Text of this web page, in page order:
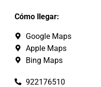
Cómo llegar:
Google Maps
Apple Maps
Bing Maps
922176510